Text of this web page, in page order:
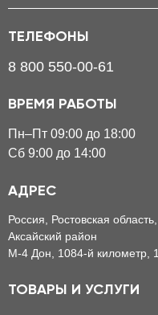
ТЕЛЕФОНЫ
8 800 550-00-61
ВРЕМЯ РАБОТЫ
Пн–Пт 09:00 до 18:00
Сб 9:00 до 14:00
АДРЕС
Россия, Ростовская область,
Аксайский район
М-4 Дон, 1084-й километр, 1
ТОВАРЫ И УСЛУГИ